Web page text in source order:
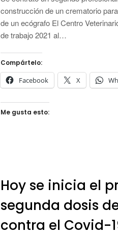
construcción de un crematorio
de un ecógrafo El Centro
de trabajo 2021 al…
Compártelo:
Facebook X
Me gusta esto:
Hoy se inicia el
segunda dosis
contra el Covid-